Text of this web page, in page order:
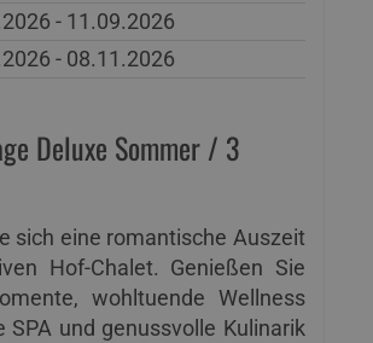
- 11.09.2026
- 08.11.2026
Deluxe Sommer / 3
sich eine romantische Auszeit
Hof-Chalet. Genießen Sie
wohltuende Wellness
SPA und genussvolle Kulinarik